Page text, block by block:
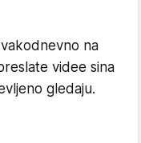
na
videe sina
gledaju.